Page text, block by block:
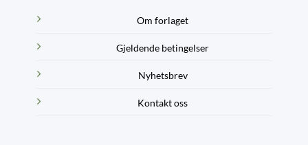
Om forlaget
Gjeldende betingelser
Nyhetsbrev
Kontakt oss